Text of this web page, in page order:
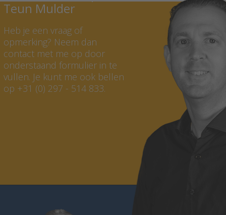
Teun Mulder
Heb je een vraag of
opmerking? Neem dan
contact met me op door
onderstaand formulier in te
vullen. Je kunt me ook bellen
op +31 (0) 297 - 514 833.